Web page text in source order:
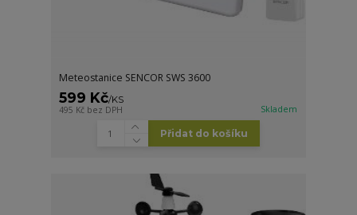
Meteostanice SENCOR SWS 3600
599 Kč/KS
495 Kč bez DPH Skladem
Přidat do košíku